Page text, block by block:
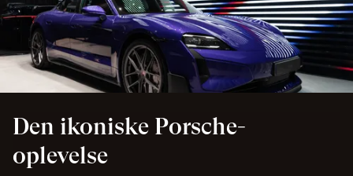
Den ikoniske Porsche-
oplevelse